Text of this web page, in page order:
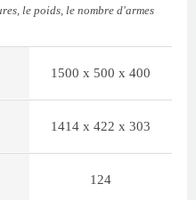
le poids, le nombre d'armes
1500 x 500 x 400
1414 x 422 x 303
124